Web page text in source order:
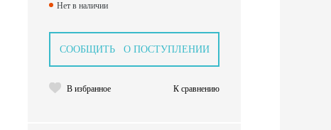
Нет в наличии
СООБЩИТЬ О ПОСТУПЛЕНИИ
В избранное К сравнению